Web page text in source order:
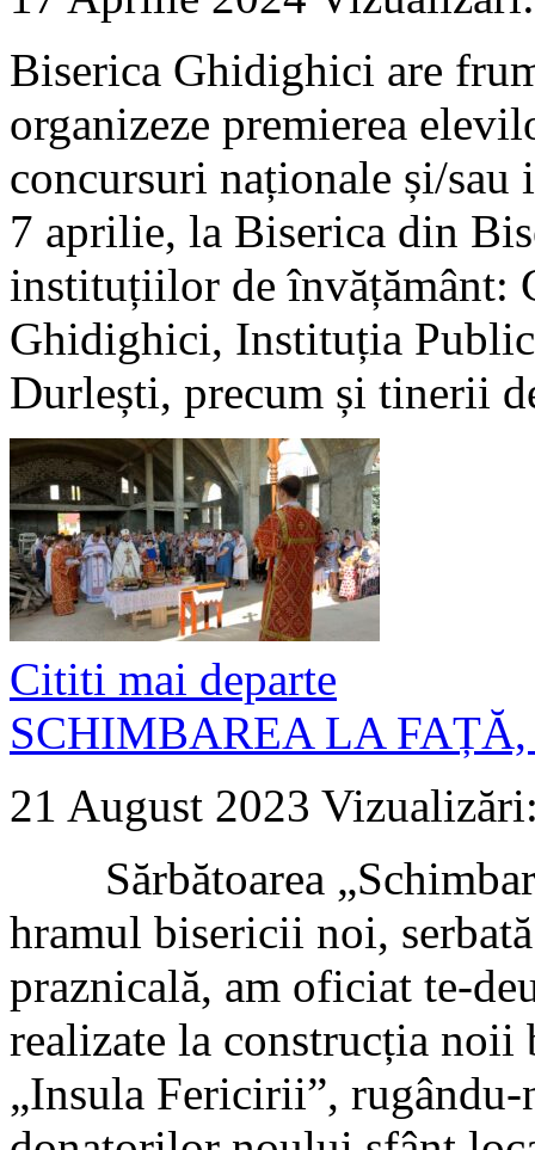
Biserica Ghidighici are
organizeze premierea
concursuri naționale și/sau
7 aprilie, la Biserica din
instituțiilor de învățământ:
Ghidighici, Instituția
Durlești, precum și tinerii
Cititi mai departe
SCHIMBAREA LA
21 August 2023
Sărbătoarea
hramul bisericii noi,
praznicală, am oficiat te-
realizate la construcția
„Insula Fericirii”,